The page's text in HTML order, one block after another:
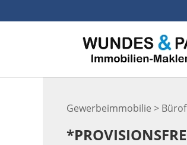
Gewerbeimmobilie >